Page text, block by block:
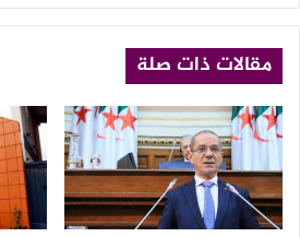
مقالات ذات صلة